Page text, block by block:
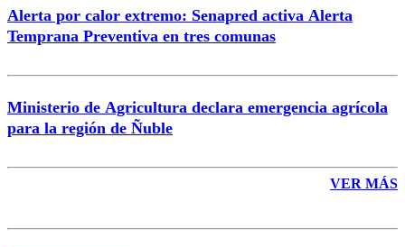
Alerta por calor extremo: Senapred activa Alerta
Temprana Preventiva en tres comunas
Ministerio de Agricultura declara emergencia agrícola
para la región de Ñuble
VER MÁS